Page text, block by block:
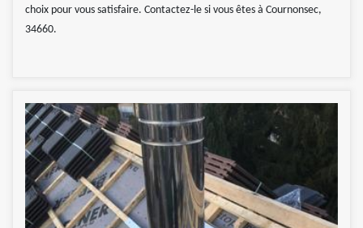
choix pour vous satisfaire. Contactez-le si vous êtes à Cournonsec,
34660.